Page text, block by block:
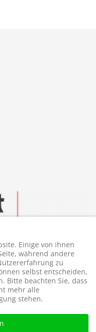
Einige von ihnen
während andere
zu
selbst entscheiden,
Bitte beachten Sie, dass
mehr alle
stehen.